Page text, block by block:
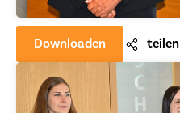
Downloaden teilen